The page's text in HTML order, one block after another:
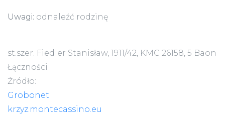
Uwagi: odnaleźć rodzinę
st.szer. Fiedler Stanisław, 1911/42, KMC 26158, 5 Baon
Łączności
Źródło:
Grobonet
krzyz.montecassino.eu